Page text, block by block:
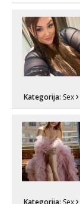
Kategorija: Sex
Kategorija: Sex